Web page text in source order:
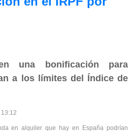
una bonificación para
a los límites del Índice de
en alquiler que hay en España podrían